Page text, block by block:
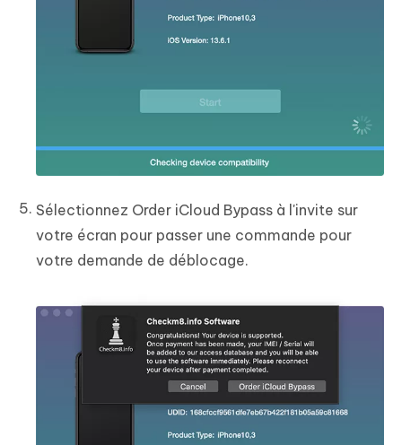
Sélectionnez Order iCloud Bypass à l'invite sur
votre écran pour passer une commande pour
votre demande de déblocage.